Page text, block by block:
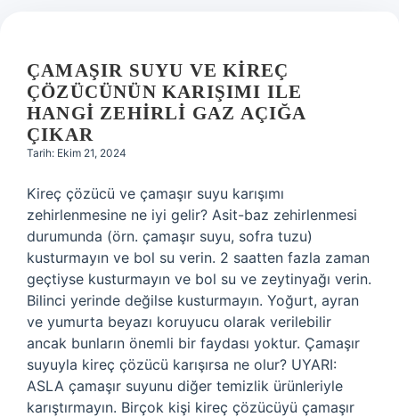
ÇAMAŞIR SUYU VE KIREÇ
ÇÖZÜCÜNÜN KARIŞIMI ILE
HANGI ZEHIRLI GAZ AÇIĞA
ÇIKAR
Tarih: Ekim 21, 2024
Kireç çözücü ve çamaşır suyu karışımı
zehirlenmesine ne iyi gelir? Asit-baz zehirlenmesi
durumunda (örn. çamaşır suyu, sofra tuzu)
kusturmayın ve bol su verin. 2 saatten fazla zaman
geçtiyse kusturmayın ve bol su ve zeytinyağı verin.
Bilinci yerinde değilse kusturmayın. Yoğurt, ayran
ve yumurta beyazı koruyucu olarak verilebilir
ancak bunların önemli bir faydası yoktur. Çamaşır
suyuyla kireç çözücü karışırsa ne olur? UYARI:
ASLA çamaşır suyunu diğer temizlik ürünleriyle
karıştırmayın. Birçok kişi kireç çözücüyü çamaşır